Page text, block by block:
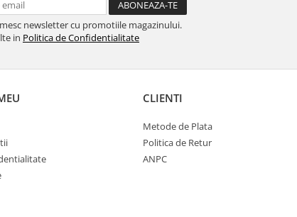
newsletter cu promotiile magazinului.
in Politica de Confidentialitate
CLIENTI
Metode de Plata
Politica de Retur
ANPC